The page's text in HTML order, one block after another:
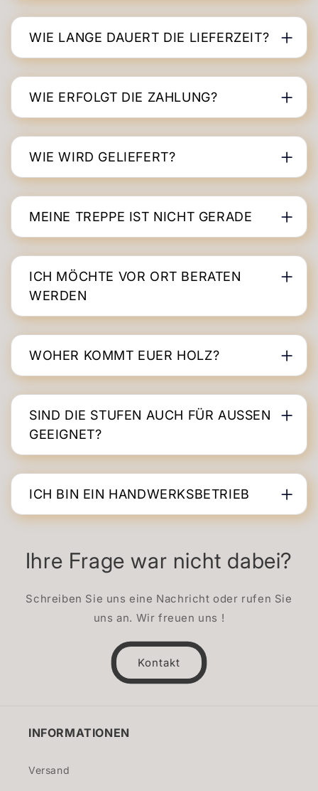
WIE LANGE DAUERT DIE LIEFERZEIT?
WIE ERFOLGT DIE ZAHLUNG?
WIE WIRD GELIEFERT?
MEINE TREPPE IST NICHT GERADE
ICH MÖCHTE VOR ORT BERATEN
WERDEN
WOHER KOMMT EUER HOLZ?
SIND DIE STUFEN AUCH FÜR AUSSEN G
EEIGNET?
ICH BIN EIN HANDWERKSBETRIEB
Ihre Frage war nicht dabei?
Schreiben Sie uns eine Nachricht oder rufen Sie
uns an. Wir freuen uns !
Kontakt
INFORMATIONEN
Versand